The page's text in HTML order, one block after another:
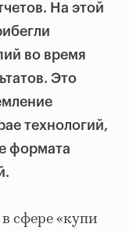
На этой
во время
Это
технологий,
формата
сфере «купи